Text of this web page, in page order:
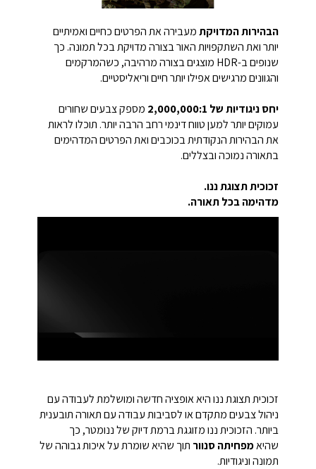
הבהירות המדויקתמעבירה את הפרטים כחיים ואמיתיים
יותר ואת השתקפויות האור בצורה מדויקת בכל תמונה. כך
שנופים ב-HDR מוצגים בצורה מרהיבה, כשהמרקמים
והגוונים מרגישים אפילו יותר חיים וריאליסטיים.
יחס ניגודיות של 2,000,000:1
מספק צבעים שחורים
עמוקים יותר למען טווח דינמי רחב הרבה יותר. תוכלו לראות
את הבהירות הנקודתית בכוכבים ואת הפרטים המדהימים
בתאורה נמוכה ובצללים.
זכוכית תצוגת ננו.
מדהימה בכל תאורה.
זכוכית תצוגת ננו היא אופציה חדשה ומושלמת לעבודה עם
ניהול צבעים מתקדם או לסביבות עבודה עם תאורה תובענית
ביותר. הזכוכית ננו מזוגגת ברמת דיוק של ננומטר, כך
שהיאמפחיתה סנוור תוך שהיא שומרת על איכות גבוהה של
תמונה וניגודיות.